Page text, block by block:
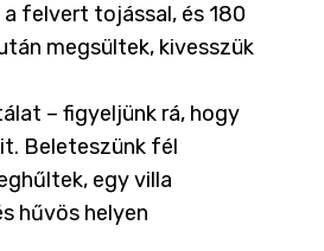
felvert tojással, és 180
megsültek, kivesszük
– figyeljünk rá, hogy
Beleteszünk fél
egy villa
hűvös helyen